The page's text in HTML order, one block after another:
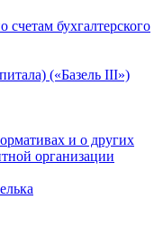
бухгалтерского
(«Базель III»)
и о других
организации